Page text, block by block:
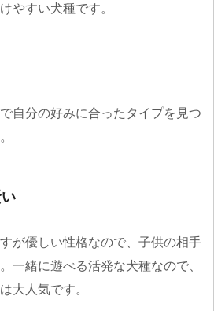
やすい犬種です。
自分の好みに合ったタイプを見つ
が優しい性格なので、子供の相手
一緒に遊べる活発な犬種なので、
大人気です。